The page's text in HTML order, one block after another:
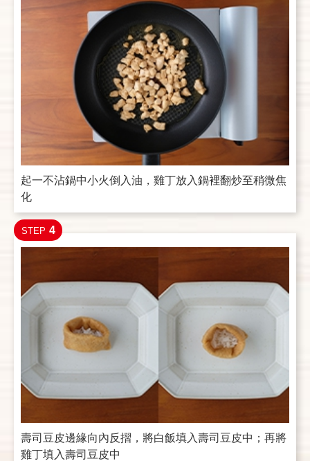
起一不沾鍋中小火倒入油，雞丁放入鍋裡翻炒至稍微焦
化
STEP 4
壽司豆皮邊緣向內反摺，將白飯填入壽司豆皮中；再將
雞丁填入壽司豆皮中